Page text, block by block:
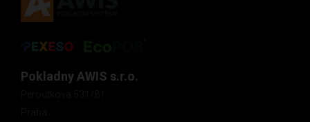
Pokladny AWIS s.r.o.